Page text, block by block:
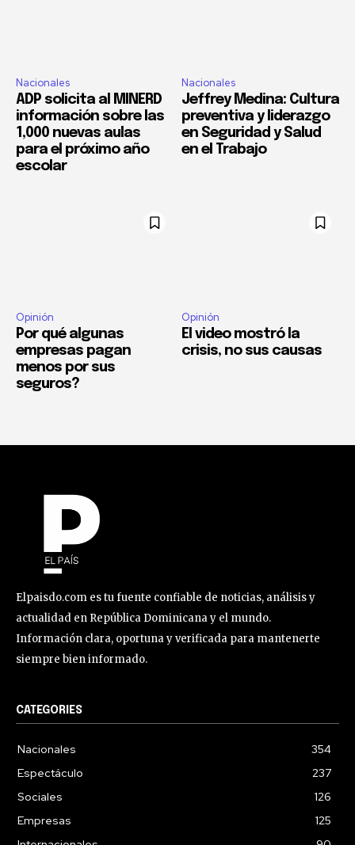
Nacionales
ADP solicita al MINERD
información sobre las
1,000 nuevas aulas
para el próximo año
escolar
Nacionales
Jeffrey Medina: Cultura
preventiva y liderazgo
en Seguridad y Salud
en el Trabajo
Opinión
Por qué algunas
empresas pagan
menos por sus
seguros?
Opinión
El video mostró la
crisis, no sus causas
Elpaisdo.com es tu fuente confiable de noticias, análisis y
actualidad en República Dominicana y el mundo.
Información clara, oportuna y verificada para mantenerte
siempre bien informado.
CATEGORIES
Nacionales
354
Espectáculo
237
Sociales
126
Empresas
125